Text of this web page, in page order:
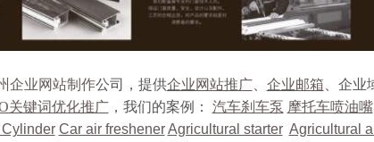
企业网站制作公司，提供企业网站推广、 企业邮箱 、企
关键词优化推广，我们的案例： 汽车刹车泵 摩托车喷油嘴
Car air freshener Agricultural starter Agricultural